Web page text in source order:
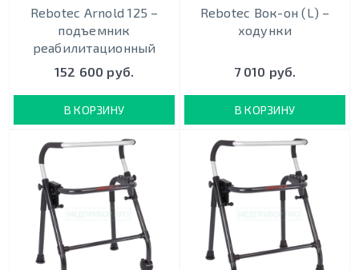
Rebotec Arnold 125 –
подъемник
реабилитационный
152 600 руб.
В КОРЗИНУ
Rebotec Вок-он (L) –
ходунки
7 010 руб.
В КОРЗИНУ